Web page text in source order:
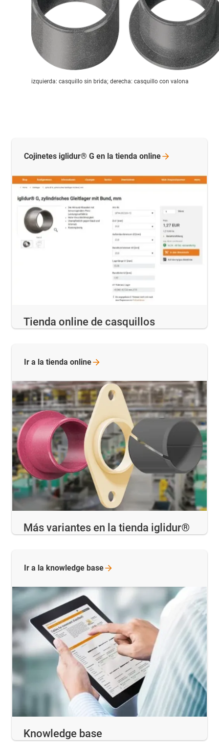
izquierda: casquillo sin brida; derecha: casquillo con valona
Tienda online de casquillos
Cojinetes iglidur® G en la tienda online
Más variantes en la tienda iglidur®
Ir a la tienda online
Knowledge base
Ir a la knowledge base